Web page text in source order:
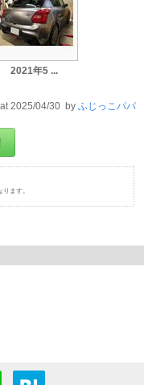
2021年5 ...
2025/04/30 by ふじっこパパ
ます。